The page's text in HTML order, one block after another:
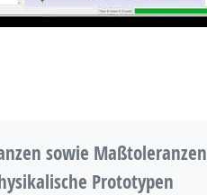
sowie Maßtoleranzen
Prototypen